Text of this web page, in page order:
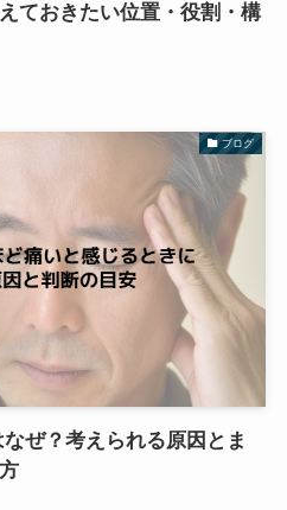
ておきたい位置・役割・構
ブログ
ぜ？考えられる原因とま